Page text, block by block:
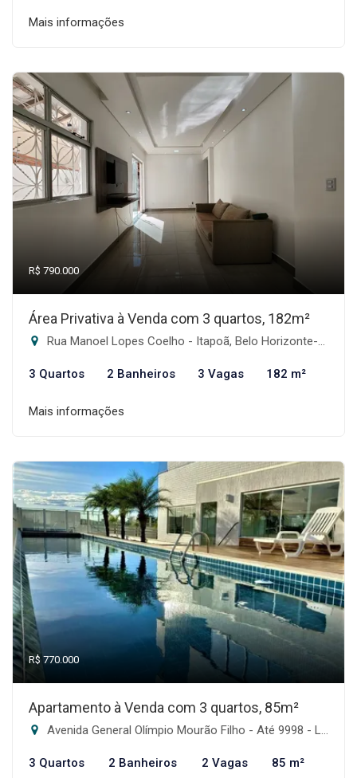
Mais informações
R$ 790.000
Área Privativa à Venda com 3 quartos, 182m²
Rua Manoel Lopes Coelho - Itapoã, Belo Horizonte-MG
3 Quartos 2 Banheiros 3 Vagas 182 m²
Mais informações
R$ 770.000
Apartamento à Venda com 3 quartos, 85m²
Avenida General Olímpio Mourão Filho - Até 9998 - Lado Par - Itapoã, Belo Horizonte-MG
3 Quartos 2 Banheiros 2 Vagas 85 m²